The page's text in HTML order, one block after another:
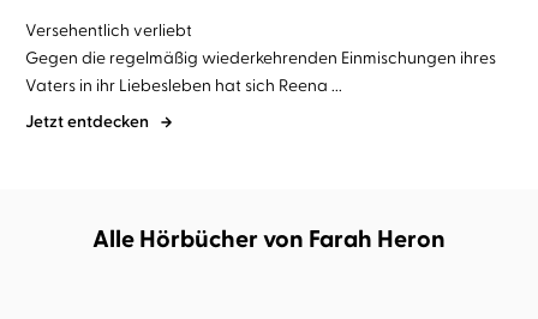
Versehentlich verliebt
Gegen die regelmäßig wiederkehrenden Einmischungen ihres
Vaters in ihr Liebesleben hat sich Reena ...
Jetzt entdecken
Alle Hörbücher von Farah Heron